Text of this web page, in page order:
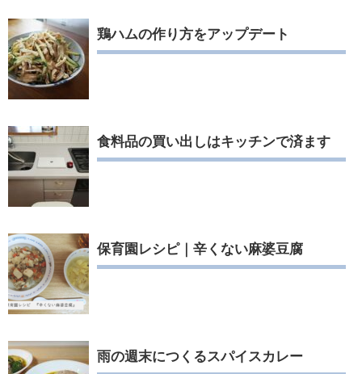
鶏ハムの作り方をアップデート
食料品の買い出しはキッチンで済ます
保育園レシピ｜辛くない麻婆豆腐
雨の週末につくるスパイスカレー